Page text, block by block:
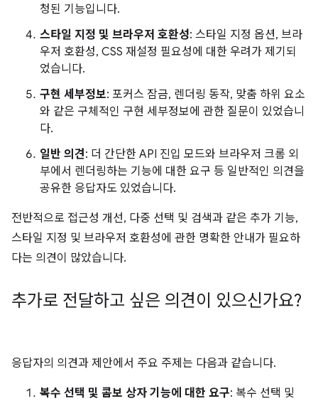
청된 기능입니다.
스타일 지정 및 브라우저 호환성: 스타일 지정 옵션, 브라
우저 호환성, CSS 재설정 필요성에 대한 우려가 제기되
었습니다.
구현 세부정보: 포커스 잠금, 렌더링 동작, 맞춤 하위 요소
와 같은 구체적인 구현 세부정보에 관한 질문이 있었습니
다.
일반 의견: 더 간단한 API 진입 모드와 브라우저 크롬 외
부에서 렌더링하는 기능에 대한 요구 등 일반적인 의견을
공유한 응답자도 있었습니다.
전반적으로 접근성 개선, 다중 선택 및 검색과 같은 추가 기능,
스타일 지정 및 브라우저 호환성에 관한 명확한 안내가 필요하
다는 의견이 많았습니다.
추가로 전달하고 싶은 의견이 있으신가요?
응답자의 의견과 제안에서 주요 주제는 다음과 같습니다.
복수 선택 및 콤보 상자 기능에 대한 요구: 복수 선택 및